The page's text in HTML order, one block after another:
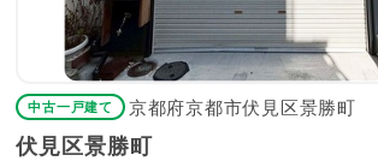
中古一戸建て 京都府京都市伏見区景勝町
伏見区景勝町